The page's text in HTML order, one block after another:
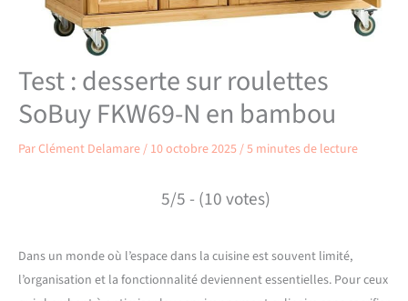
Test : desserte sur roulettes
SoBuy FKW69-N en bambou
ParClément Delamare/ 10 octobre 2025/5 minutes de lecture
5/5 - (10 votes)
Dans un monde où l’espace dans la cuisine est souvent limité,
l’organisation et la fonctionnalité deviennent essentielles. Pour ceux